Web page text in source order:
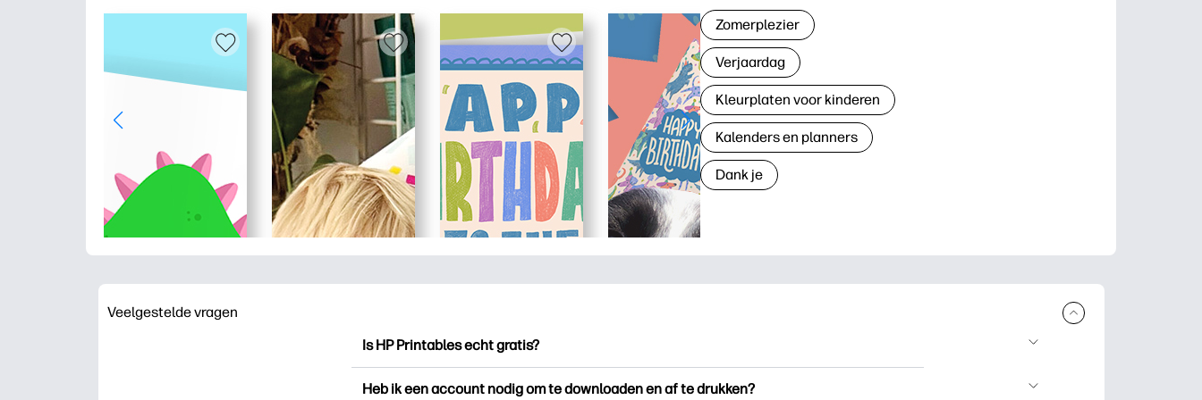
Zomerplezier
Verjaardag
Kleurplaten voor kinderen
Kalenders en planners
Dank je
Veelgestelde vragen
Is HP Printables echt gratis?
Heb ik een account nodig om te downloaden en af te drukken?